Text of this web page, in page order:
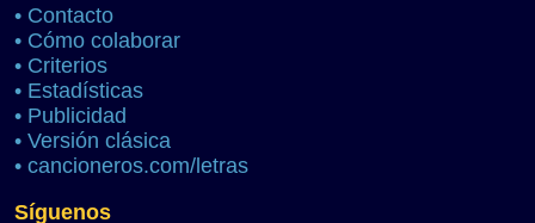
• Contacto
• Cómo colaborar
• Criterios
• Estadísticas
• Publicidad
• Versión clásica
• cancioneros.com/letras
Síguenos